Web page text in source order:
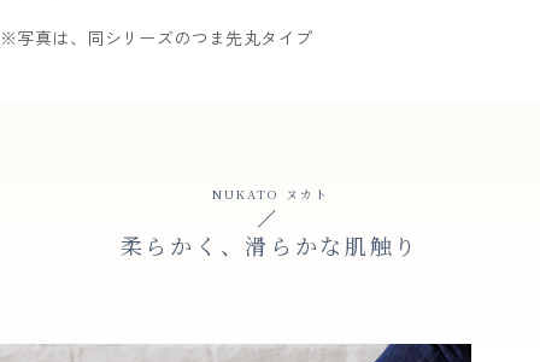
※写真は、同シリーズのつま先丸タイプ
NUKATO ヌカト
柔らかく、滑らかな肌触り